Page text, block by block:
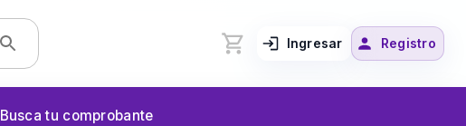
Ingresar Registro
Busca tu comprobante